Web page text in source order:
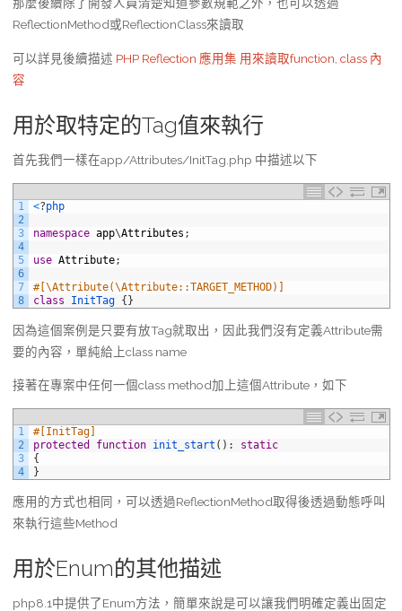
那麼後續除了開發人員清楚知道參數規範之外，也可以透過
ReflectionMethod或ReflectionClass來讀取
可以詳見後續描述 PHP Reflection 應用集 用來讀取function, class 內
容
用於取特定的Tag值來執行
首先我們一樣在app/Attributes/InitTag.php 中描述以下
1
2
3
4
5
6
7
8
<?php
namespace app\Attributes ;
use Attribute;
#[\Attribute(\Attribute::TARGET_METHOD)]
class
InitTag {}
因為這個案例是只要有放Tag就取出，因此我們沒有定義Attribute需
要的內容，單純給上class name
接著在專案中任何一個class method加上這個Attribute，如下
1
2
3
4
#[InitTag]
protected
function init_start ( ) :
static
{
}
應用的方式也相同，可以透過ReflectionMethod取得後透過動態呼叫
來執行這些Method
用於Enum的其他描述
php8.1中提供了Enum方法，簡單來說是可以讓我們明確定義出固定